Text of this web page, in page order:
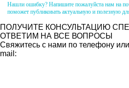
Нашли ошибку? Напишите пожалуйста нам на
поможет публиковать актуальную и полезную
ПОЛУЧИТЕ КОНСУЛЬТАЦИЮ
ОТВЕТИМ НА ВСЕ ВОПРОСЫ
Свяжитесь с нами по телефону
mail: